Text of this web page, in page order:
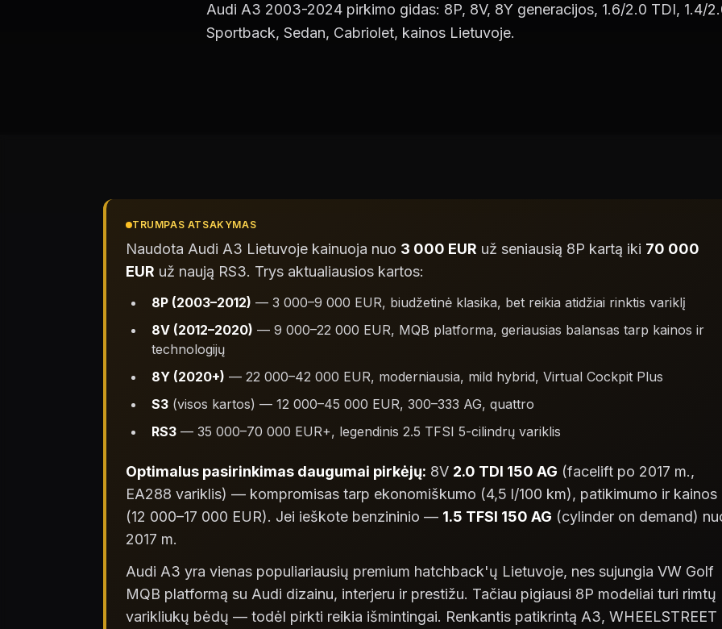
Audi A3 2003-2024 pirkimo gidas: 8P, 8V, 8Y generacijos, 1.6/2.0 TDI, 1.4/
Sportback, Sedan, Cabriolet, kainos Lietuvoje.
TRUMPAS ATSAKYMAS
Naudota Audi A3 Lietuvoje kainuoja nuo 3 000 EUR už seniausią 8P kartą iki 70 000
EUR už naują RS3. Trys aktualiausios kartos:
8P (2003–2012) — 3 000–9 000 EUR, biudžetinė klasika, bet reikia atidžiai rinktis variklį
8V (2012–2020) — 9 000–22 000 EUR, MQB platforma, geriausias balansas tarp kainos ir
technologijų
8Y (2020+) — 22 000–42 000 EUR, moderniausia, mild hybrid, Virtual Cockpit Plus
S3 (visos kartos) — 12 000–45 000 EUR, 300–333 AG, quattro
RS3 — 35 000–70 000 EUR+, legendinis 2.5 TFSI 5-cilindrų variklis
Optimalus pasirinkimas daugumai pirkėjų: 8V 2.0 TDI 150 AG (facelift po 2017 m.,
EA288 variklis) — kompromisas tarp ekonomiškumo (4,5 l/100 km), patikimumo ir kainos
(12 000–17 000 EUR). Jei ieškote benzininio — 1.5 TFSI 150 AG (cylinder on demand)
2017 m.
Audi A3 yra vienas populiariausių premium hatchback'ų Lietuvoje, nes sujungia VW Golf
MQB platformą su Audi dizainu, interjeru ir prestižu. Tačiau pigiausi 8P modeliai turi rimtų
varikliukų bėdų — todėl pirkti reikia išmintingai. Renkantis patikrintą A3, WHEELSTREET